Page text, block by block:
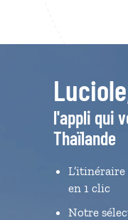
l'appli qui
Thaïlande
en 1 clic
Notre